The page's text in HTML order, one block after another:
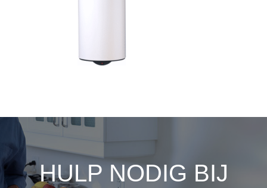
HULP NODIG BIJ